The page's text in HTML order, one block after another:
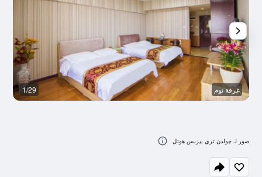
غرفة نوم 1/29
صور لـ جولدن تري بيزنس هوتل